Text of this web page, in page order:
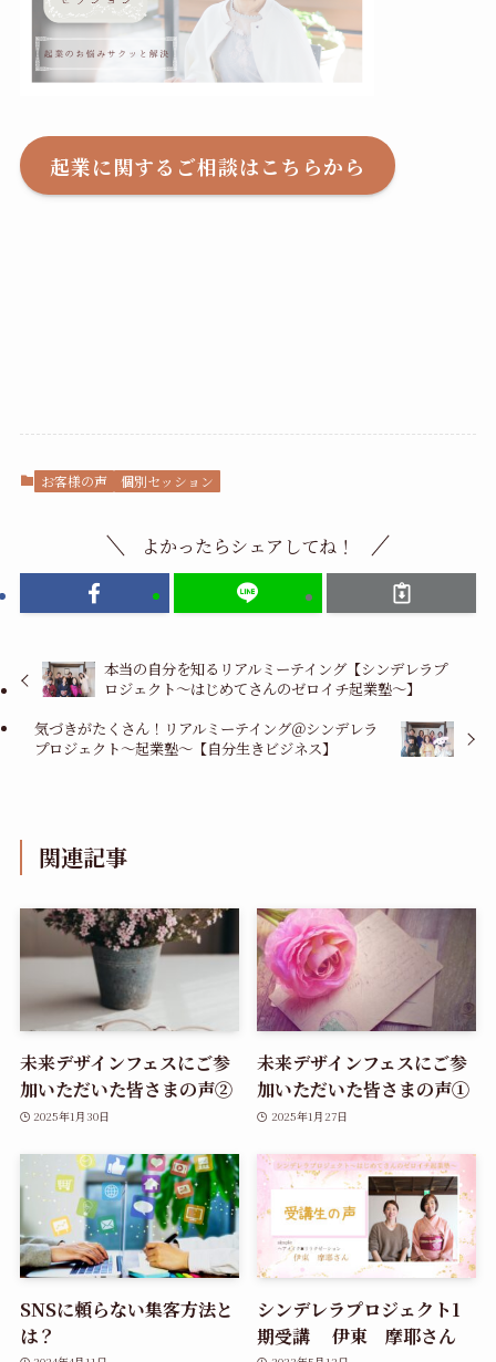
起業に関するご相談はこちらから
お客様の声 個別セッション
よかったらシェアしてね！
本当の自分を知るリアルミーテイング【シンデレラプ
ロジェクト～はじめてさんのゼロイチ起業塾～】
気づきがたくさん！リアルミーテイング＠シンデレラ
プロジェクト～起業塾～【自分生きビジネス】
関連記事
未来デザインフェスにご参
加いただいた皆さまの声②
2025年1月30日
未来デザインフェスにご参
加いただいた皆さまの声①
2025年1月27日
SNSに頼らない集客方法と
は？
シンデレラプロジェクト1
期受講 伊東 摩耶さん